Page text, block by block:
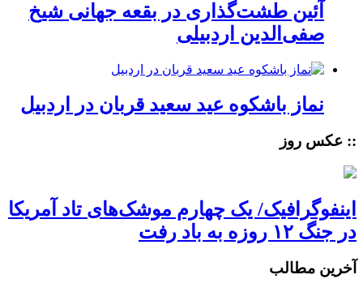
آئین طشت‌گذاری در بقعه جهانی شیخ
صفی‌الدین اردبیلی
نماز باشکوه عید سعید قربان در اردبیل
:: عکس روز
اینفوگرافیک/ یک چهارم موشک‌های تاد آمریکا
در جنگ ۱۲ روزه به باد رفت
آخرین مطالب